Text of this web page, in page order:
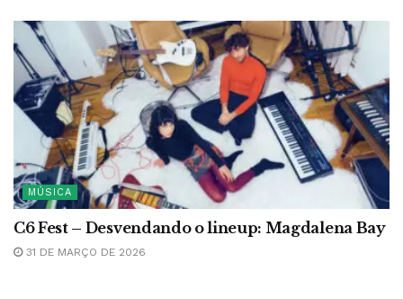
MÚSICA
C6 Fest – Desvendando o lineup: Magdalena Bay
31 DE MARÇO DE 2026